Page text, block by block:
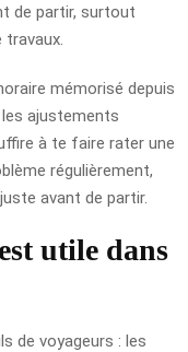
de partir, surtout
mémorisé depuis
ajustements
à te faire rater une
régulièrement,
avant de partir.
utile dans
de voyageurs : les